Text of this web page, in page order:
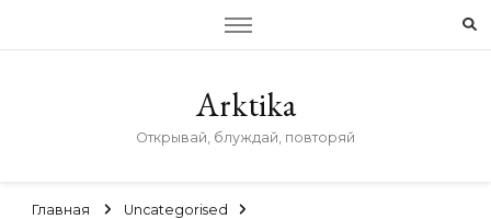
Arktika
Открывай, блуждай, повторяй
Главная
Uncategorised